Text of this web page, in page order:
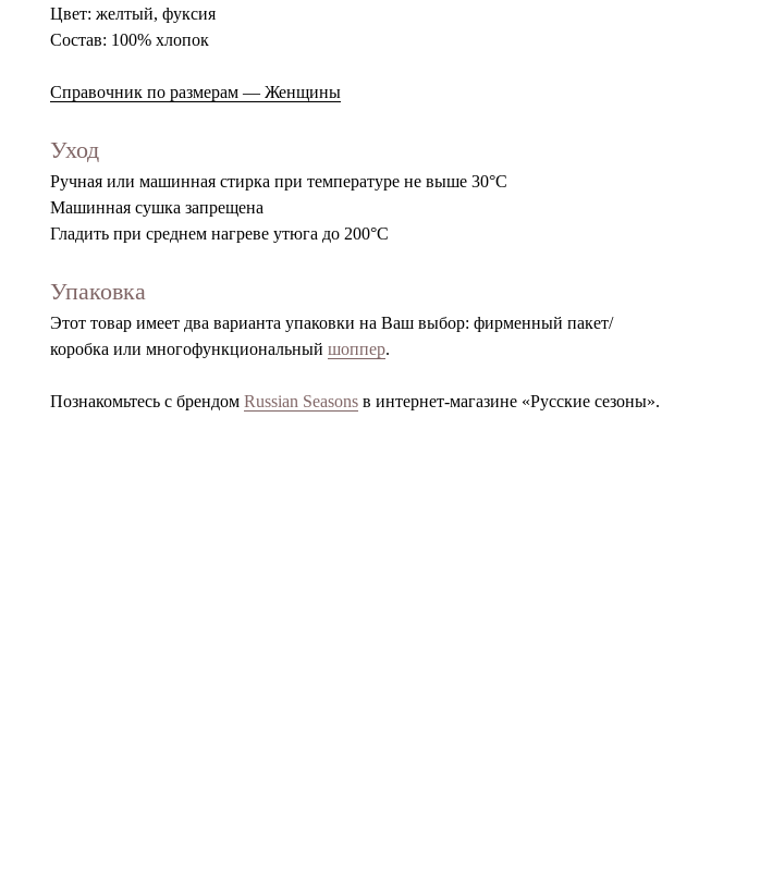
Цвет: желтый, фуксия
Состав: 100% хлопок
Справочник по размерам — Женщины
Уход
Ручная или машинная стирка при температуре не выше 30°С
Машинная сушка запрещена
Гладить при среднем нагреве утюга до 200°С
Упаковка
Этот товар имеет два варианта упаковки на Ваш выбор: фирменный пакет/
коробка или многофункциональный шоппер.
Познакомьтесь с брендом Russian Seasons в интернет-магазине «Русские сезоны».